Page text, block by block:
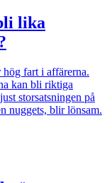
lika
fart i affärerna.
kan bli riktiga
storsatsningen på
nuggets, blir lönsam.